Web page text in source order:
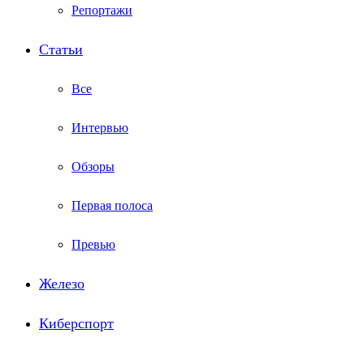
Репортажи
Статьи
Все
Интервью
Обзоры
Первая полоса
Превью
Железо
Киберспорт